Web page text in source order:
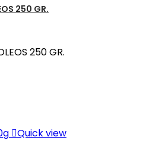
250 GR.
250 GR.
Quick view